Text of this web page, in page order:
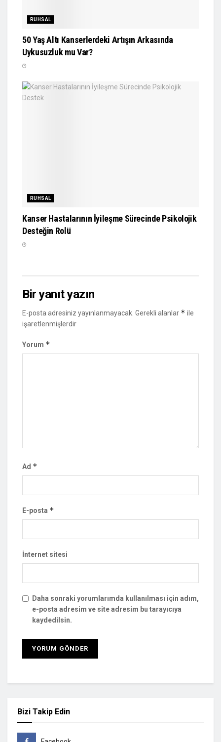
RUHSAL
50 Yaş Altı Kanserlerdeki Artışın Arkasında
Uykusuzluk mu Var?
RUHSAL
Kanser Hastalarının İyileşme Sürecinde Psikolojik
Desteğin Rolü
Bir yanıt yazın
E-posta adresiniz yayınlanmayacak. Gerekli alanlar * ile
işaretlenmişlerdir
Yorum *
Ad *
E-posta *
İnternet sitesi
Daha sonraki yorumlarımda kullanılması için adım,
e-posta adresim ve site adresim bu tarayıcıya
kaydedilsin.
Bizi Takip Edin